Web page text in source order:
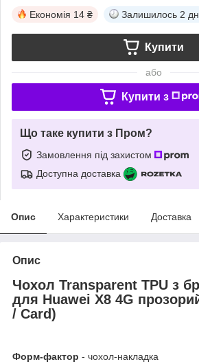
Економія 14 ₴ Залишилось 2
Купити
або
Купити з
Що таке купити з Пром?
Замовлення під захистом
Доступна доставка
Опис Характеристики Доставка
Опис
Чохол Transparent TPU з
для Huawei X8 4G
/ Card)
Форм-фактор - чохол-накладка